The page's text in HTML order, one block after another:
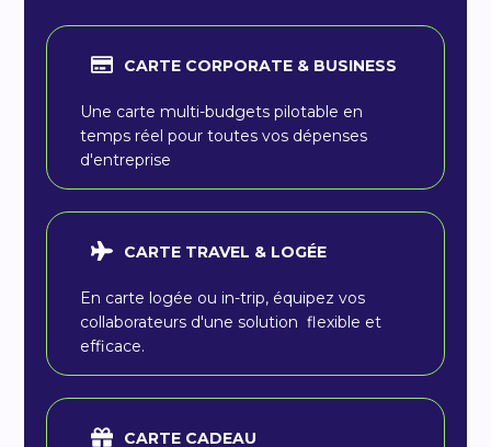
CARTE CORPORATE & BUSINESS
Une carte multi-budgets pilotable en
temps réel pour toutes vos dépenses
d'entreprise
CARTE TRAVEL & LOGÉE
En carte logée ou in-trip, équipez vos
collaborateurs d'une solution flexible et
efficace.
CARTE CADEAU